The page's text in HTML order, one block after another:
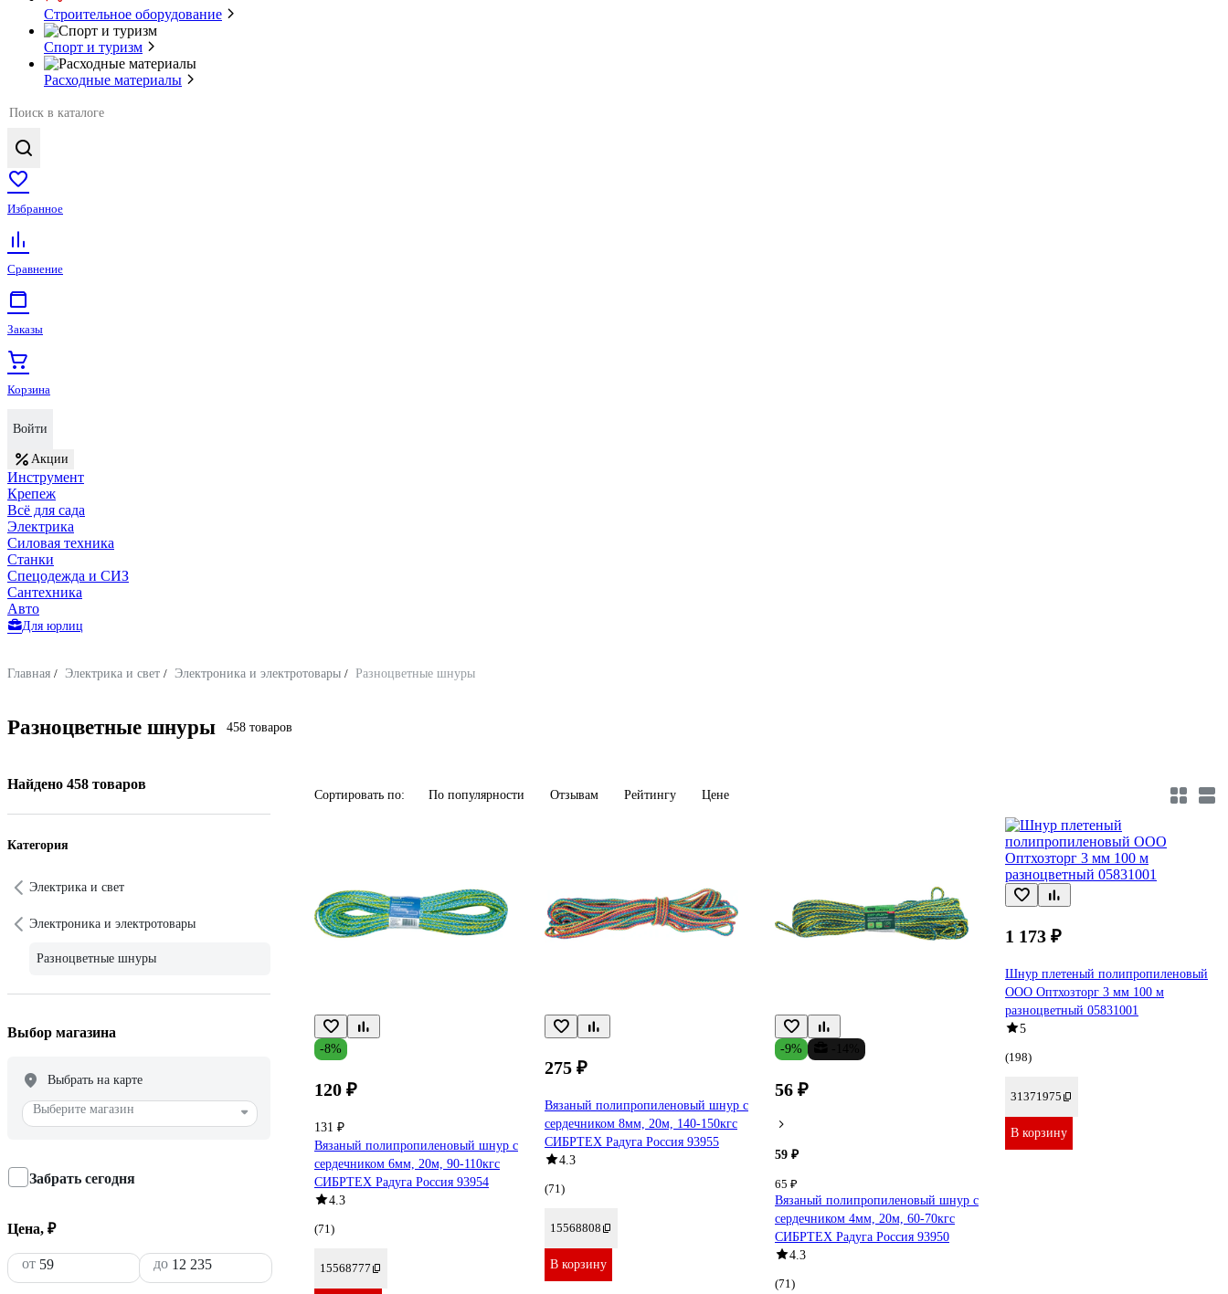
Строительное оборудование
Спорт и туризм
Расходные материалы
Избранное
Сравнение
Заказы
Корзина
Войти
Акции
Инструмент
Крепеж
Всё для сада
Электрика
Силовая техника
Станки
Спецодежда и СИЗ
Сантехника
Авто
Для юрлиц
Главная / Электрика и свет / Электроника и электротовары / Разноцветные шнуры
Разноцветные шнуры 458 товаров
Найдено 458 товаров
Категория
Электрика и свет
Электроника и электротовары
Разноцветные шнуры
Выбор магазина
Выбрать на карте
Выберите магазин
Забрать сегодня
Цена, ₽
от до
Сортировать по: По популярности Отзывам Рейтингу Цене
-8%
120 ₽
131 ₽
Вязаный полипропиленовый шнур с
сердечником 6мм, 20м, 90-110кгс
СИБРТЕХ Радуга Россия 93954
4.3
(71)
15568777
275 ₽
Вязаный полипропиленовый шнур с
сердечником 8мм, 20м, 140-150кгс
СИБРТЕХ Радуга Россия 93955
4.3
(71)
15568808
В корзину
-9%
56 ₽
59 ₽
65 ₽
Вязаный полипропиленовый шнур с
сердечником 4мм, 20м, 60-70кгс
СИБРТЕХ Радуга Россия 93950
4.3
(71)
1 173 ₽
Шнур плетеный полипропиленовый
ООО Оптхозторг 3 мм 100 м
разноцветный 05831001
5
(198)
31371975
В корзину